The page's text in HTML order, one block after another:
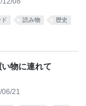
読み物 歴史
物に連れて
21